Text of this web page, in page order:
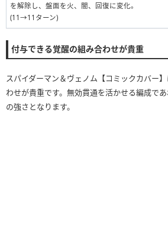
を解除し、盤面を火、闇、回復に変化。
(11→11ターン)
付与できる覚醒の組み合わせが貴重
スパイダーマン＆ヴェノム【コミックカバー
わせが貴重です。無効貫通を活かせる編成で
の強さとなります。